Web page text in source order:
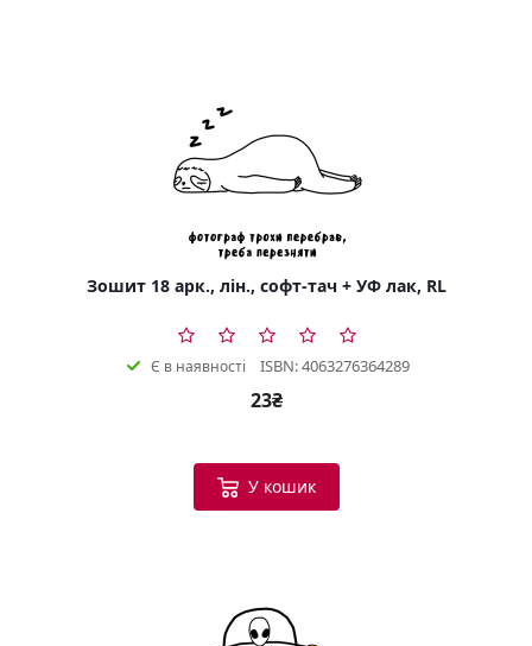
Зошит 18 арк., лін., софт-тач + УФ лак, RL
Є в наявності ISBN: 4063276364289
23₴
У кошик